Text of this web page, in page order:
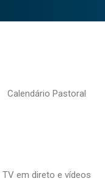
Calendário Pastoral
TV em direto e vídeos